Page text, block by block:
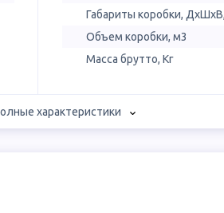
Габариты коробки,
Объем коробки, м3
Масса брутто, Кг
характеристики